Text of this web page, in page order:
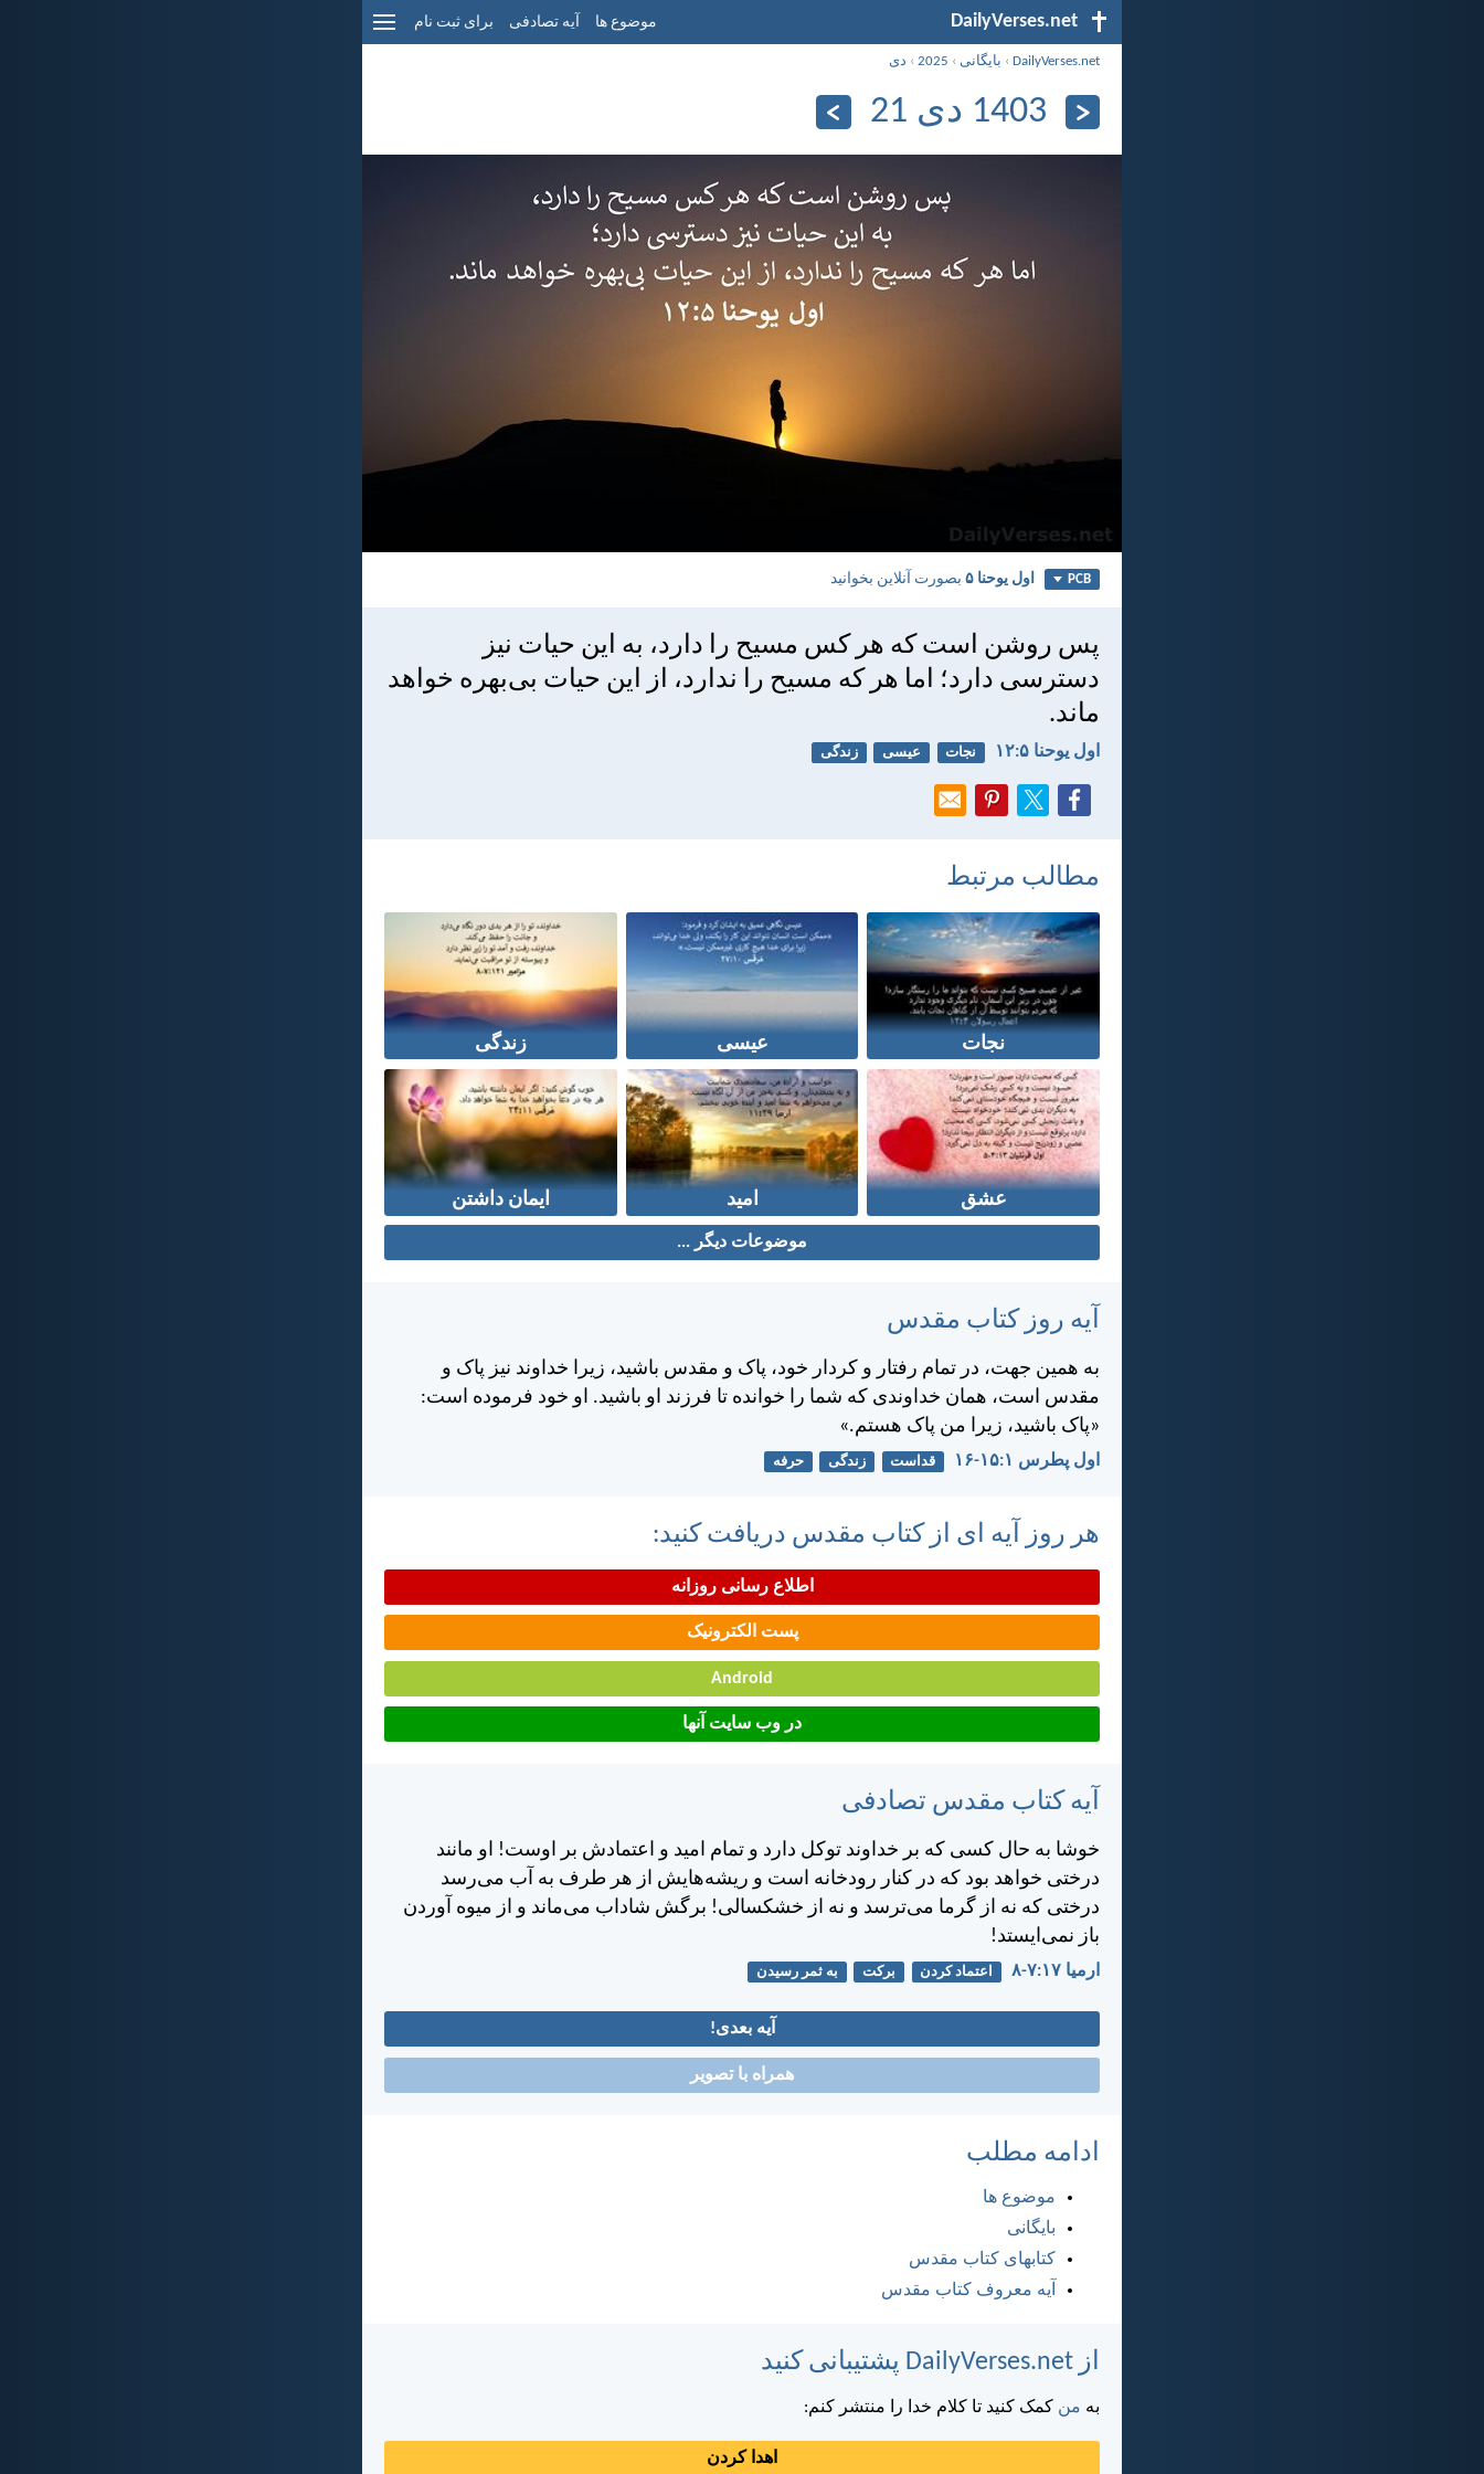
DailyVerses.net موضوع ها آیه تصادفی برای ثبت نام
DailyVerses.net
› بایگانی ›
2025
› دی
1403 دی 21
PCB اول يوحنا ۵ بصورت آنلاین بخوانید
پس روشن است كه هر کس مسيح را دارد، به اين حيات نيز
دسترسی دارد؛ اما هر كه مسيح را ندارد، از اين حيات بی‌بهره خواهد
ماند.
اول يوحنا ۵:‏۱۲ نجات عیسی زندگی
مطالب مرتبط
نجات عیسی زندگی
عشق امید ایمان داشتن
موضوعات دیگر ...
آیه روز کتاب مقدس
به همين جهت، در تمام رفتار و كردار خود، پاک و مقدس باشيد، زيرا خداوند نيز پاک و
مقدس است، همان خداوندی كه شما را خوانده تا فرزند او باشيد. او خود فرموده است:
«پاک باشيد، زيرا من پاک هستم.»
اول پطرس ۱:‏۱۵-‏۱۶ قداست زندگی حرفه
هر روز آیه ای از کتاب مقدس دریافت کنید:
اطلاع رسانی روزانه
پست الکترونیک
Android
در وب سایت آنها
آیه کتاب مقدس تصادفی
خوشا به حال كسی كه بر خداوند توكل دارد و تمام اميد و اعتمادش بر اوست! او مانند
درختی خواهد بود كه در كنار رودخانه است و ريشه‌هايش از هر طرف به آب می‌رسد
درختی كه نه از گرما می‌ترسد و نه از خشكسالی! برگش شاداب می‌ماند و از ميوه آوردن
باز نمی‌ايستد!
ارميا ۱۷:‏۷-‏۸ اعتماد کردن برکت به ثمر رسیدن
آیه بعدی!
همراه با تصویر
ادامه مطلب
موضوع ها
بایگانی
کتابهای کتاب مقدس
آیه معروف کتاب مقدس
از DailyVerses.net پشتیبانی کنید
به من کمک کنید تا کلام خدا را منتشر کنم:
اهدا کردن